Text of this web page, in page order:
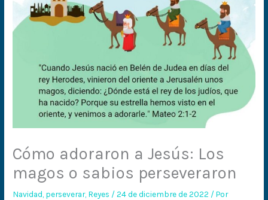
Cómo adoraron a Jesús: Los
magos o sabios perseveraron
Navidad, perseverar, Reyes /24 de diciembre de 2022 / Por